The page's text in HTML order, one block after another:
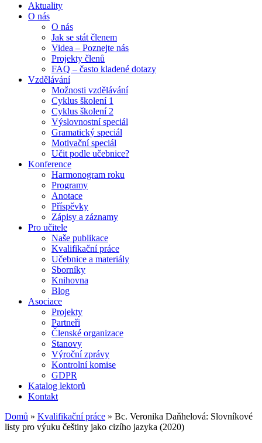
Aktuality
O nás
O nás
Jak se stát členem
Videa – Poznejte nás
Projekty členů
FAQ – často kladené dotazy
Vzdělávání
Možnosti vzdělávání
Cyklus školení 1
Cyklus školení 2
Výslovnostní speciál
Gramatický speciál
Motivační speciál
Učit podle učebnice?
Konference
Harmonogram roku
Programy
Anotace
Příspěvky
Zápisy a záznamy
Pro učitele
Naše publikace
Kvalifikační práce
Učebnice a materiály
Sborníky
Knihovna
Blog
Asociace
Projekty
Partneři
Členské organizace
Stanovy
Výroční zprávy
Kontrolní komise
GDPR
Katalog lektorů
Kontakt
Domů » Kvalifikační práce » Bc. Veronika Daňhelová: Slovníkové
listy pro výuku češtiny jako cizího jazyka (2020)